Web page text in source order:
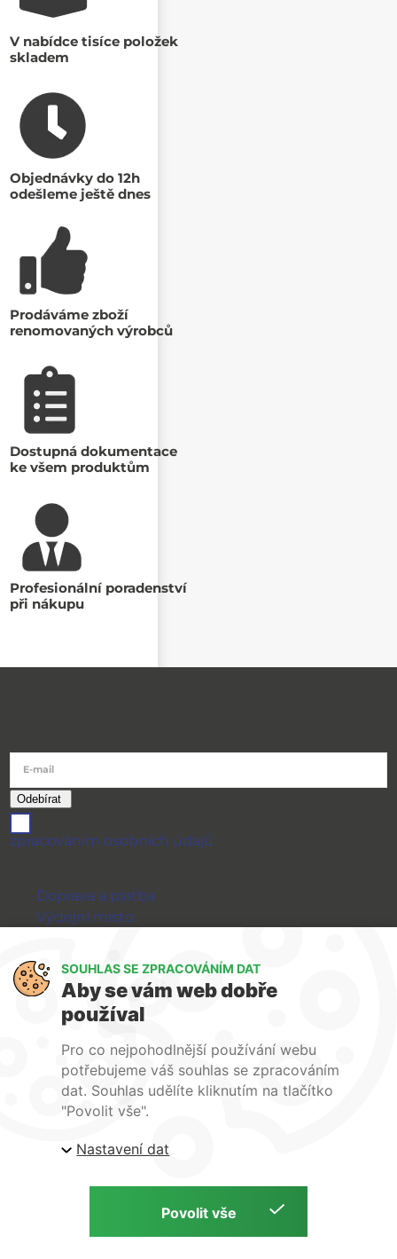
V nabídce tisíce položek
skladem
Objednávky do 12h
odešleme ještě dnes
Prodáváme zboží
renomovaných výrobců
Dostupná dokumentace
ke všem produktům
Profesionální poradenství
při nákupu
E-mail
zpracováním osobních údajů
Doprava a platba
Výdejní místo
GDPR
WIRPO s.r.o.
Obchodní podmínky
O nás
Kontakty
Firemní web
E-shop Wirpo.cz, Škrobárenská 518/16, Brno
SOUHLAS SE ZPRACOVÁNÍM DAT
Aby se vám web dobře
používal
Pro co nejpohodlnější používání webu
potřebujeme váš souhlas se zpracováním
dat. Souhlas udělíte kliknutím na tlačítko
"Povolit vše".
Nastavení dat